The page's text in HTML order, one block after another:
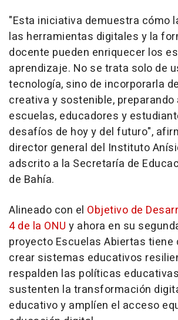
"Esta iniciativa demuestra cómo
las herramientas digitales y la
docente pueden enriquecer los
aprendizaje. No se trata solo de
tecnología, sino de incorporarla
creativa y sostenible,
escuelas, educadores y
desafíos de hoy y del futuro",
director general del Instituto
adscrito a la Secretaría de
de Bahía.
Alineado con el Objetivo de
4 de la ONU y ahora en su
proyecto Escuelas Abiertas
crear sistemas educativos
respalden las políticas
sustenten la transformación
educativo y amplíen el acceso